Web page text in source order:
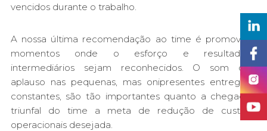
vencidos durante o trabalho.
A nossa última recomendação ao time é promover
momentos onde o esforço e resultados
intermediários sejam reconhecidos. O som do
aplauso nas pequenas, mas onipresentes entregas
constantes, são tão importantes quanto a chegada
triunfal do time a meta de redução de custos
operacionais desejada.